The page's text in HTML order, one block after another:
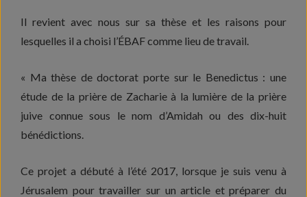
Il revient avec nous sur sa thèse et les raisons pour
lesquelles il a choisi l’ÉBAF comme lieu de travail.
« Ma thèse de doctorat porte sur le Benedictus : une
étude de la prière de Zacharie à la lumière de la prière
juive connue sous le nom d’Amidah ou des dix-huit
bénédictions.
Ce projet a débuté à l’été 2017, lorsque je suis venu à
Jérusalem pour travailler sur un article et préparer du